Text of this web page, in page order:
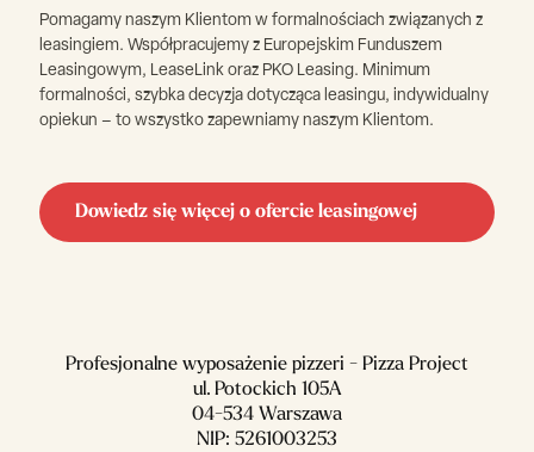
Pomagamy naszym Klientom w formalnościach związanych z
leasingiem. Współpracujemy z Europejskim Funduszem
Leasingowym, LeaseLink oraz PKO Leasing. Minimum
formalności, szybka decyzja dotycząca leasingu, indywidualny
opiekun – to wszystko zapewniamy naszym Klientom.
Dowiedz się więcej o ofercie leasingowej
Profesjonalne wyposażenie pizzeri - Pizza Project
ul. Potockich 105A
04-534 Warszawa
NIP: 5261003253